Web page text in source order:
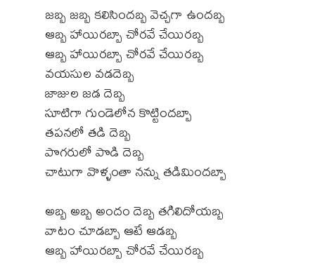
జబ్బ జబ్బ కలిసిందబ్బ వెచ్చగా ఉందబ్బ
ఆబ్బ హాయిరబ్బా చోరవే చేయిరబ్బ
ఆబ్బ హాయిరబ్బా చోరవే చేయిరబ్బ
వయసుల వడదెబ్బ
జాజుల జడ దెబ్బ
సూటిగా గుండెలోన కొట్టిందబ్బా
తపనలో తడి దెబ్బ
పొగరులో పొడి దెబ్బ
చాటుగా వొళ్ళంతా నన్ను తడిమిందబ్బా
అబ్బ అబ్బ అందం దెబ్బ తగిలిదోయబ్బ
వాటం చూడబ్బా ఆటే ఆడబ్బ
ఆబ్బ హాయిరబ్బా చోరవే చేయిరబ్బ